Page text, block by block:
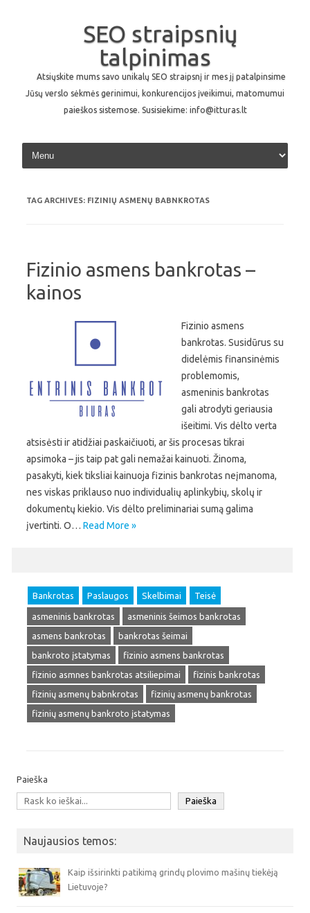
SEO straipsnių
talpinimas
Atsiųskite mums savo unikalų SEO straipsnį ir mes jį patalpinsime
Jūsų verslo sėkmės gerinimui, konkurencijos įveikimui, matomumui
paieškos sistemose. Susisiekime: info@itturas.lt
Skip to content
TAG ARCHIVES: FIZINIŲ ASMENŲ BABNKROTAS
Fizinio asmens bankrotas –
kainos
Fizinio asmens
bankrotas. Susidūrus su
didelėmis finansinėmis
problemomis,
asmeninis bankrotas
gali atrodyti geriausia
išeitimi. Vis dėlto verta
atsisėsti ir atidžiai paskaičiuoti, ar šis procesas tikrai
apsimoka – jis taip pat gali nemažai kainuoti. Žinoma,
pasakyti, kiek tiksliai kainuoja fizinis bankrotas neįmanoma,
nes viskas priklauso nuo individualių aplinkybių, skolų ir
dokumentų kiekio. Vis dėlto preliminariai sumą galima
įvertinti. O… Read More »
Bankrotas Paslaugos Skelbimai Teisė
asmeninis bankrotas
asmeninis šeimos bankrotas
asmens bankrotas
bankrotas šeimai
bankroto įstatymas
fizinio asmens bankrotas
fizinio asmnes bankrotas atsiliepimai
fizinis bankrotas
fizinių asmenų babnkrotas
fizinių asmenų bankrotas
fizinių asmenų bankroto įstatymas
Paieška
Paieška
Naujausios temos:
Kaip išsirinkti patikimą grindų plovimo mašinų tiekėją
Lietuvoje?